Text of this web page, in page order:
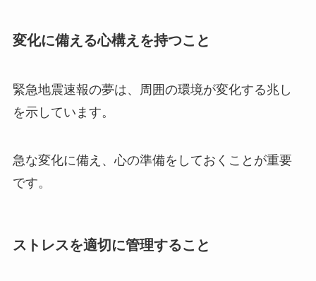
変化に備える心構えを持つこと
緊急地震速報の夢は、周囲の環境が変化する兆し
を示しています。
急な変化に備え、心の準備をしておくことが重要
です。
ストレスを適切に管理すること